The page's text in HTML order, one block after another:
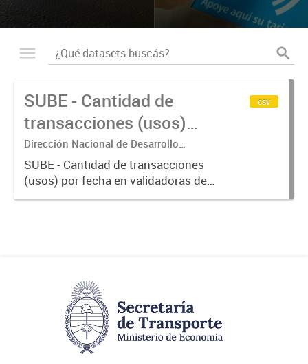
SUBE - Cantidad de
transacciones (usos)
por fecha
Dirección Nacional de Desarrollo
Tecnológico - Ministerio de Transporte.
SUBE - Cantidad de transacciones
(usos) por fecha en validadoras de
la red SUBE.
csv